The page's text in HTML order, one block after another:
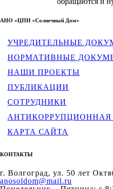
АНО «ЦПН «Солнечный Дом»
УЧРЕДИТЕЛЬНЫЕ
НОРМАТИВНЫЕ
НАШИ ПРОЕКТЫ
ПУБЛИКАЦИИ
СОТРУДНИКИ
КАРТА САЙТА
КОНТАКТЫ
г. Волгоград, ул. 50 лет
anosoldom@mail.ru